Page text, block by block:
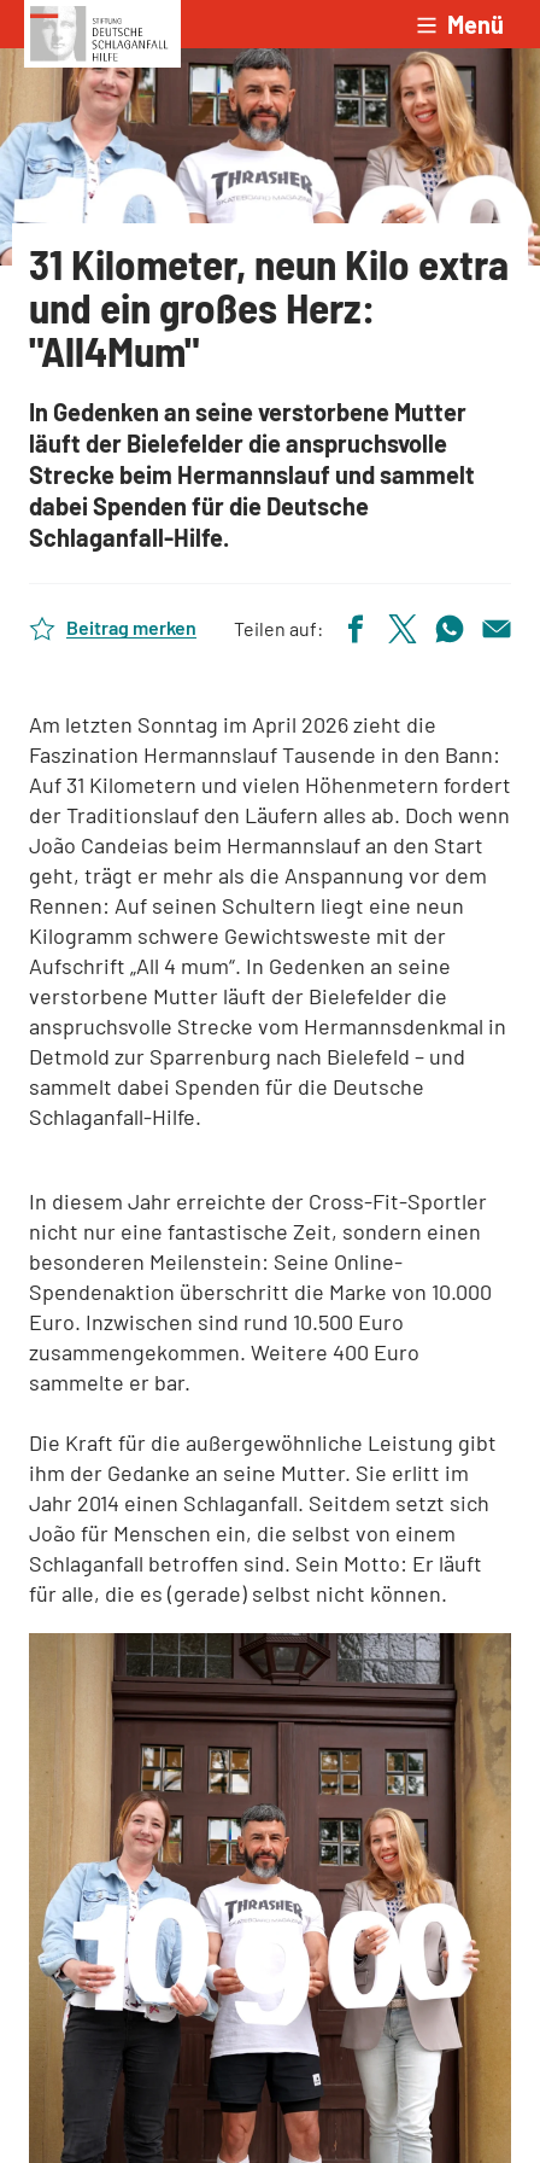
Zum Inhalt springen Menü
31 Kilometer, neun Kilo extra
und ein großes Herz:
"All4Mum"
In Gedenken an seine verstorbene Mutter
läuft der Bielefelder die anspruchsvolle
Strecke beim Hermannslauf und sammelt
dabei Spenden für die Deutsche
Schlaganfall-Hilfe.
Beitrag merken Teilen auf:
Am letzten Sonntag im April 2026 zieht die
Faszination Hermannslauf Tausende in den Bann:
Auf 31 Kilometern und vielen Höhenmetern fordert
der Traditionslauf den Läufern alles ab. Doch wenn
João Candeias beim Hermannslauf an den Start
geht, trägt er mehr als die Anspannung vor dem
Rennen: Auf seinen Schultern liegt eine neun
Kilogramm schwere Gewichtsweste mit der
Aufschrift „All 4 mum“. In Gedenken an seine
verstorbene Mutter läuft der Bielefelder die
anspruchsvolle Strecke vom Hermannsdenkmal in
Detmold zur Sparrenburg nach Bielefeld – und
sammelt dabei Spenden für die Deutsche
Schlaganfall-Hilfe.
In diesem Jahr erreichte der Cross-Fit-Sportler
nicht nur eine fantastische Zeit, sondern einen
besonderen Meilenstein: Seine Online-
Spendenaktion überschritt die Marke von 10.000
Euro. Inzwischen sind rund 10.500 Euro
zusammengekommen. Weitere 400 Euro
sammelte er bar.
Die Kraft für die außergewöhnliche Leistung gibt
ihm der Gedanke an seine Mutter. Sie erlitt im
Jahr 2014 einen Schlaganfall. Seitdem setzt sich
João für Menschen ein, die selbst von einem
Schlaganfall betroffen sind. Sein Motto: Er läuft
für alle, die es (gerade) selbst nicht können.